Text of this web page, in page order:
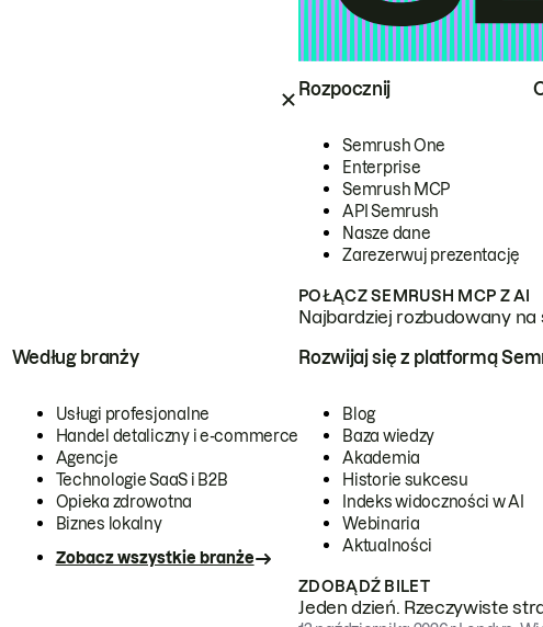
Rozpocznij
Semrush One
Enterprise
Semrush MCP
API Semrush
Nasze dane
Zarezerwuj prezentację
POŁĄCZ SEMRUSH MCP Z AI
Najbardziej rozbudowany
Według branży
Usługi profesjonalne
Handel detaliczny i e-commerce
Agencje
Technologie SaaS i B2B
Opieka zdrowotna
Biznes lokalny
Zobacz wszystkie branże
Rozwijaj się z platformą
Blog
Baza wiedzy
Akademia
Historie sukcesu
Indeks widoczności w AI
Webinaria
Aktualności
ZDOBĄDŹ BILET
Jeden dzień. Rzeczywiste